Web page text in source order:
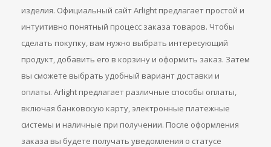
изделия. Официальный сайт Arlight предлагает простой и
интуитивно понятный процесс заказа товаров. Чтобы
сделать покупку, вам нужно выбрать интересующий
продукт, добавить его в корзину и оформить заказ. Затем
вы сможете выбрать удобный вариант доставки и
оплаты. Arlight предлагает различные способы оплаты,
включая банковскую карту, электронные платежные
системы и наличные при получении. После оформления
заказа вы будете получать уведомления о статусе